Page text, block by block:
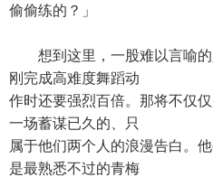
偷偷练的？」
想到这里，一股难以言喻的
刚完成高难度舞蹈动
作时还要强烈百倍。那将不仅
一场蓄谋已久的、只
属于他们两个人的浪漫告白。
是最熟悉不过的青梅